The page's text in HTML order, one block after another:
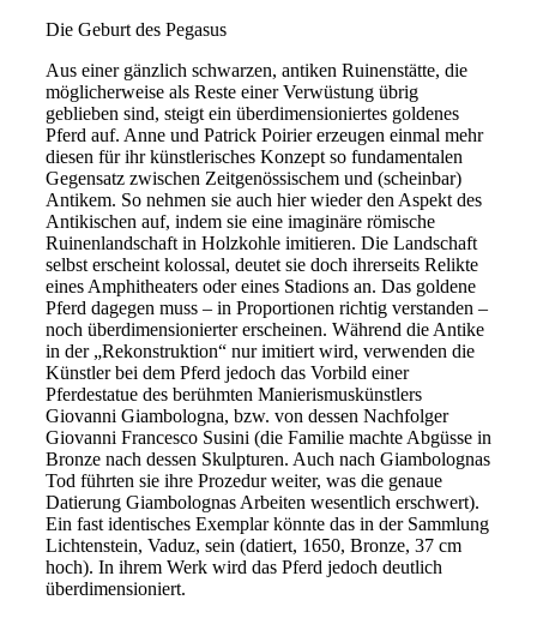
Die Geburt des Pegasus
Aus einer gänzlich schwarzen, antiken Ruinenstätte, die
möglicherweise als Reste einer Verwüstung übrig
geblieben sind, steigt ein überdimensioniertes goldenes
Pferd auf. Anne und Patrick Poirier erzeugen einmal mehr
diesen für ihr künstlerisches Konzept so fundamentalen
Gegensatz zwischen Zeitgenössischem und (scheinbar)
Antikem. So nehmen sie auch hier wieder den Aspekt des
Antikischen auf, indem sie eine imaginäre römische
Ruinenlandschaft in Holzkohle imitieren. Die Landschaft
selbst erscheint kolossal, deutet sie doch ihrerseits Relikte
eines Amphitheaters oder eines Stadions an. Das goldene
Pferd dagegen muss – in Proportionen richtig verstanden –
noch überdimensionierter erscheinen. Während die Antike
in der „Rekonstruktion“ nur imitiert wird, verwenden die
Künstler bei dem Pferd jedoch das Vorbild einer
Pferdestatue des berühmten Manierismuskünstlers
Giovanni Giambologna, bzw. von dessen Nachfolger
Giovanni Francesco Susini (die Familie machte Abgüsse in
Bronze nach dessen Skulpturen. Auch nach Giambolognas
Tod führten sie ihre Prozedur weiter, was die genaue
Datierung Giambolognas Arbeiten wesentlich erschwert).
Ein fast identisches Exemplar könnte das in der Sammlung
Lichtenstein, Vaduz, sein (datiert, 1650, Bronze, 37 cm
hoch). In ihrem Werk wird das Pferd jedoch deutlich
überdimensioniert.